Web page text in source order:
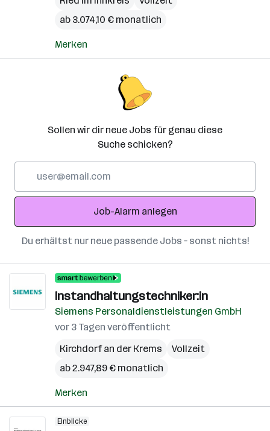
ab 3.074,10 € monatlich
Merken
Sollen wir dir neue Jobs für genau diese
Suche schicken?
Adresse
Job-Alarm anlegen
Du erhältst nur neue passende Jobs – sonst nichts!
Instandhaltungstechniker:in
Siemens Personaldienstleistungen GmbH
vor 3 Tagen veröffentlicht
Kirchdorf an der Krems
Vollzeit
ab 2.947,89 € monatlich
Merken
Einblicke